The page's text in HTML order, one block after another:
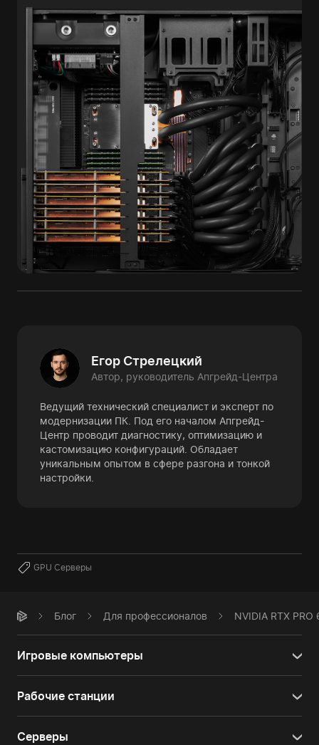
Егор Стрелецкий
Автор, руководитель Апгрейд-Центра
Ведущий технический специалист и эксперт по
модернизации ПК. Под его началом Апгрейд-
Центр проводит диагностику, оптимизацию и
кастомизацию конфигураций. Обладает
уникальным опытом в сфере разгона и тонкой
настройки.
GPU Серверы
Блог Для профессионалов NVIDIA RTX
Игровые компьютеры
Рабочие станции
Серверы